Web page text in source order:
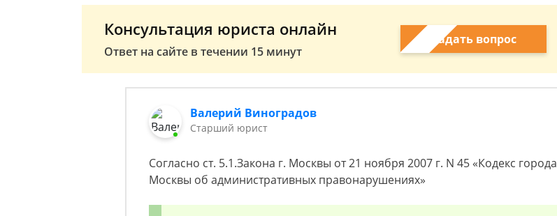
Консультация юриста онлайн
Ответ на сайте в течении 15 минут
Задать вопрос
Валерий Виноградов
Старший юрист
Согласно ст. 5.1.Закона г. Москвы от 21 ноября 2007 г. N 45 «Кодекс города
Москвы об административных правонарушениях»